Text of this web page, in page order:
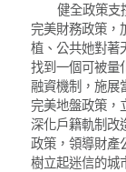
健全政策支
完美財務政策，
植、公共她對著
找到一個可被量
融資機制，施展
完美地盤政策，
深化戶籍軌制改
政策，領導財產
樹立起迷信的城